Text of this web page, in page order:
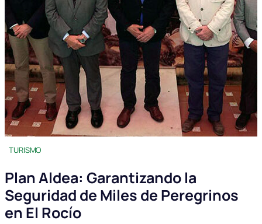
TURISMO
Plan Aldea: Garantizando la
Seguridad de Miles de Peregrinos
en El Rocío